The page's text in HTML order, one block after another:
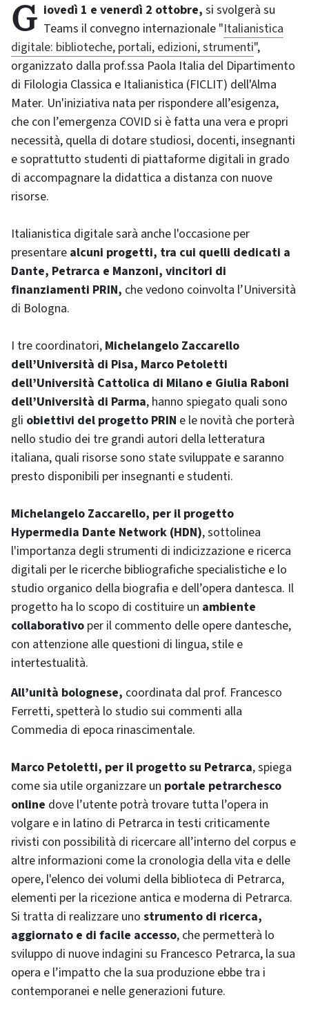
Giovedì 1 e venerdì 2 ottobre, si svolgerà su
Teams il convegno internazionale "Italianistica
digitale: biblioteche, portali, edizioni, strumenti",
organizzato dalla prof.ssa Paola Italia del Dipartimento
di Filologia Classica e Italianistica (FICLIT) dell'Alma
Mater. Un'iniziativa nata per rispondere all’esigenza,
che con l’emergenza COVID si è fatta una vera e propri
necessità, quella di dotare studiosi, docenti, insegnanti
e soprattutto studenti di piattaforme digitali in grado
di accompagnare la didattica a distanza con nuove
risorse.
Italianistica digitale sarà anche l'occasione per
presentare alcuni progetti, tra cui quelli dedicati a
Dante, Petrarca e Manzoni, vincitori di
finanziamenti PRIN, che vedono coinvolta l’Università
di Bologna.
I tre coordinatori, Michelangelo Zaccarello
dell’Università di Pisa, Marco Petoletti
dell’Università Cattolica di Milano e Giulia Raboni
dell’Università di Parma, hanno spiegato quali sono
gli obiettivi del progetto PRIN e le novità che porterà
nello studio dei tre grandi autori della letteratura
italiana, quali risorse sono state sviluppate e saranno
presto disponibili per insegnanti e studenti.
Michelangelo Zaccarello, per il progetto
Hypermedia Dante Network (HDN), sottolinea
l'importanza degli strumenti di indicizzazione e ricerca
digitali per le ricerche bibliografiche specialistiche e lo
studio organico della biografia e dell’opera dantesca. Il
progetto ha lo scopo di costituire un ambiente
collaborativo per il commento delle opere dantesche,
con attenzione alle questioni di lingua, stile e
intertestualità.
All’unità bolognese, coordinata dal prof. Francesco
Ferretti, spetterà lo studio sui commenti alla
Commedia di epoca rinascimentale.
Marco Petoletti, per il progetto su Petrarca, spiega
come sia utile organizzare un portale petrarchesco
online dove l’utente potrà trovare tutta l’opera in
volgare e in latino di Petrarca in testi criticamente
rivisti con possibilità di ricercare all’interno del corpus e
altre informazioni come la cronologia della vita e delle
opere, l'elenco dei volumi della biblioteca di Petrarca,
elementi per la ricezione antica e moderna di Petrarca.
Si tratta di realizzare uno strumento di ricerca,
aggiornato e di facile accesso, che permetterà lo
sviluppo di nuove indagini su Francesco Petrarca, la sua
opera e l’impatto che la sua produzione ebbe tra i
contemporanei e nelle generazioni future.